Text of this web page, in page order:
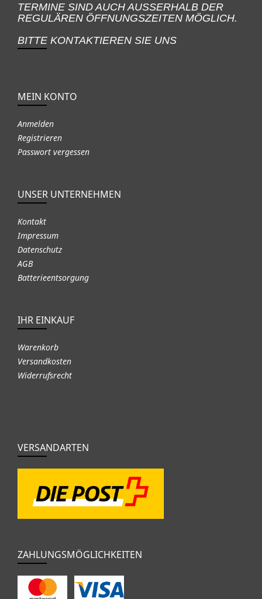
TERMINE SIND AUCH AUSSERHALB DER
REGULÄREN ÖFFNUNGSZEITEN MÖGLICH.
BITTE KONTAKTIEREN SIE UNS
MEIN KONTO
Anmelden
Registrieren
Passwort vergessen
UNSER UNTERNEHMEN
Kontakt
Impressum
Datenschutz
AGB
Batterieentsorgung
IHR EINKAUF
Warenkorb
Versandkosten
Widerrufsrecht
VERSANDARTEN
ZAHLUNGSMÖGLICHKEITEN